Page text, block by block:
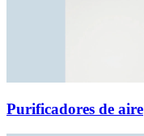
Purificadores de aire